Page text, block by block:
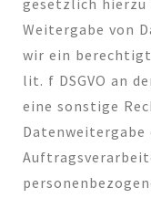
gesetzlich
Weitergabe von
wir ein
lit. f DSGVO an
eine sonstige